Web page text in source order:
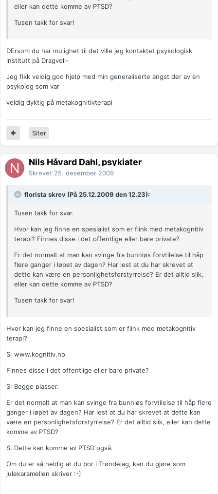
eller kan dette komme av PTSD?
Tusen takk for svar!
DErsom du har mulighet til det ville jeg kontaktet psykologisk
institutt på Dragvoll-
Jeg fikk veldig god hjelp med min generaliserte angst der av en
psykolog som var
veldig dyktig på metakognitivterapi
Siter
Nils Håvard Dahl, psykiater
Skrevet 25. desember 2009
florista skrev (På 25.12.2009 den 12.23):
Tusen takk for svar.
Hvor kan jeg finne en spesialist som er flink med metakognitiv
terapi? Finnes disse i det offentlige eller bare private?
Er det normalt at man kan svinge fra bunnløs forvtilelse til håp
flere ganger i løpet av dagen? Har lest at du har skrevet at
dette kan være en personlighetsforstyrrelse? Er det alltid slik,
eller kan dette komme av PTSD?
Tusen takk for svar!
Hvor kan jeg finne en spesialist som er flink med metakognitiv
terapi?
S: www.kognitiv.no
Finnes disse i det offentlige eller bare private?
S: Begge plasser.
Er det normalt at man kan svinge fra bunnløs forvtilelse til håp flere
ganger i løpet av dagen? Har lest at du har skrevet at dette kan
være en personlighetsforstyrrelse? Er det alltid slik, eller kan dette
komme av PTSD?
S: Dette kan komme av PTSD også.
Om du er så heldig at du bor i Trøndelag, kan du gjøre som
julekaramellen skriver :-)